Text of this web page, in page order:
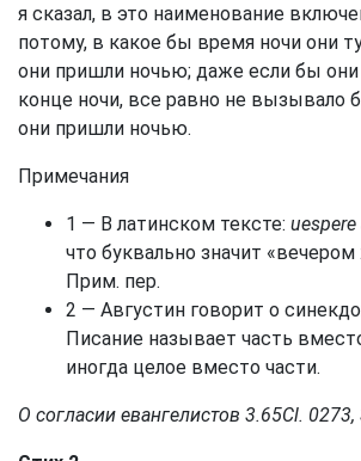
я сказал, в это наименование
потому, в какое бы время ночи они
они пришли ночью; даже если бы
конце ночи, все равно не вызывало
они пришли ночью.
Примечания
1 — В латинском тексте:
что буквально значит
Прим. пер.
2 — Августин говорит о
Писание называет часть
иногда целое вместо части.
О согласии евангелистов 3.65Cl.